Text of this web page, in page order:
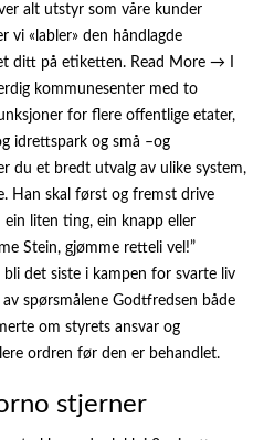
alt utstyr som våre kunder
vi «labler» den håndlagde
ditt på etiketten. Read More → I
kommunesenter med to
for flere offentlige etater,
idrettspark og små –og
du et bredt utvalg av ulike system,
Han skal først og fremst drive
ein liten ting, ein knapp eller
Stein, gjømme retteli vel!”
det siste i kampen for svarte liv
spørsmålene Godtfredsen både
om styrets ansvar og
ordren før den er behandlet.
stjerner